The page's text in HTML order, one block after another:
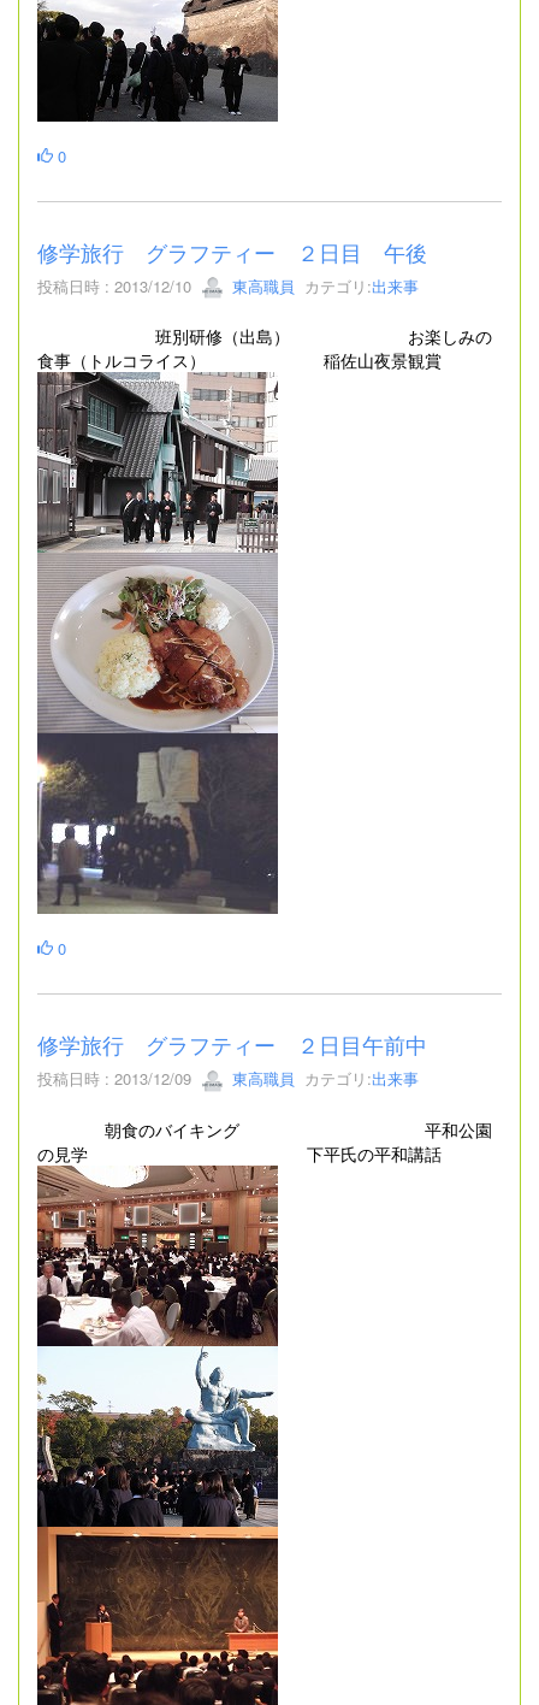
0
修学旅行 グラフティー ２日目 午後
投稿日時 : 2013/12/10 東高職員 カテゴリ:出来事
班別研修（出島） お楽しみの
食事（トルコライス） 稲佐山夜景観賞
0
修学旅行 グラフティー ２日目午前中
投稿日時 : 2013/12/09 東高職員 カテゴリ:出来事
朝食のバイキング 平和公園
の見学 下平氏の平和講話